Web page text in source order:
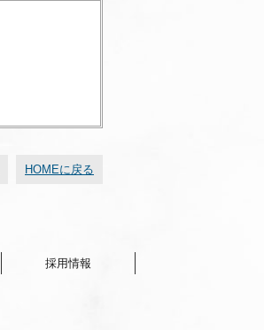
HOMEに戻る
採用情報